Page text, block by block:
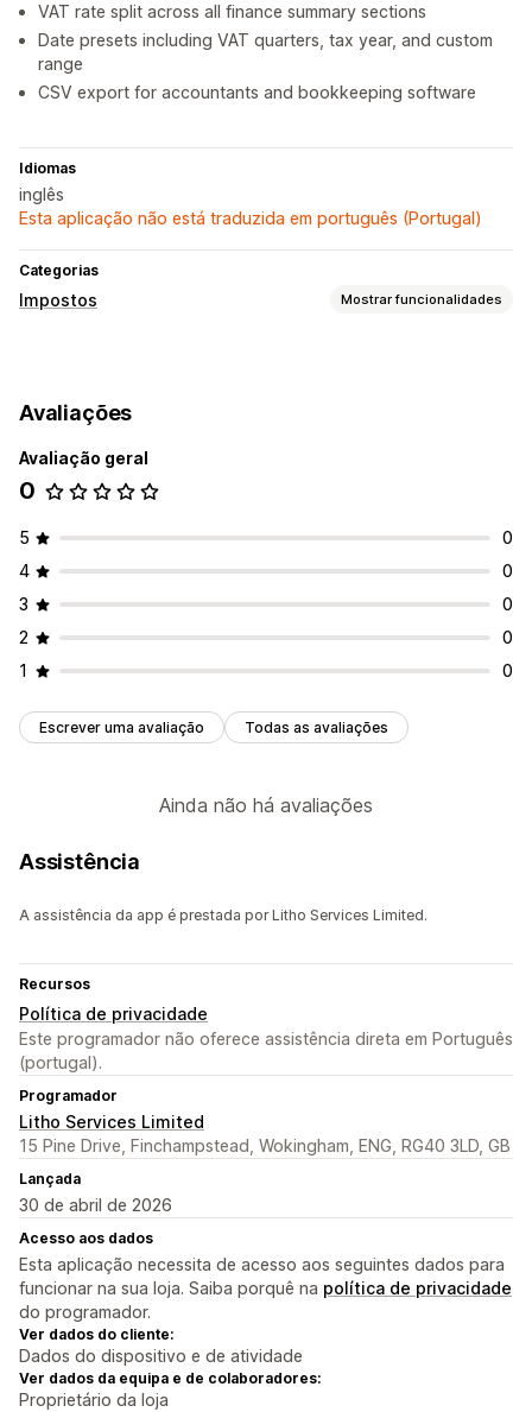
VAT rate split across all finance summary sections
Date presets including VAT quarters, tax year, and custom
range
CSV export for accountants and bookkeeping software
Idiomas
inglês
Esta aplicação não está traduzida em português (Portugal)
Categorias
Impostos Mostrar funcionalidades
Cálculo de impostos
Taxas fiscais Gestão de taxas
Comunicação e submissão
Relatórios de conformidade Exportação de dados
Avaliações
Avaliação geral
0
5
0
4
0
3
0
2
0
1
0
Escrever uma avaliação Todas as avaliações
Ainda não há avaliações
Assistência
A assistência da app é prestada por Litho Services Limited.
Recursos
Política de privacidade
Este programador não oferece assistência direta em Português
(portugal).
Programador
Litho Services Limited
15 Pine Drive, Finchampstead, Wokingham, ENG, RG40 3LD, GB
Lançada
30 de abril de 2026
Acesso aos dados
Esta aplicação necessita de acesso aos seguintes dados para
funcionar na sua loja. Saiba porquê na política de privacidade
do programador.
Ver dados do cliente:
Dados do dispositivo e de atividade
Ver dados da equipa e de colaboradores:
Proprietário da loja